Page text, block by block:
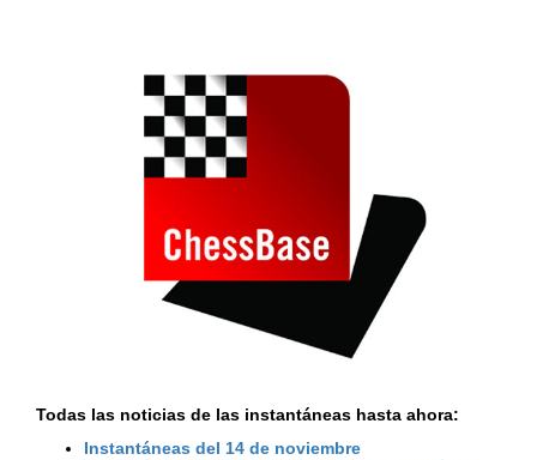
Todas las noticias de las instantáneas hasta ahora:
Instantáneas del 14 de noviembre